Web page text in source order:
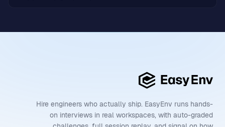
Hire engineers who actually ship. EasyEnv runs hands-
on interviews in real workspaces, with auto-graded